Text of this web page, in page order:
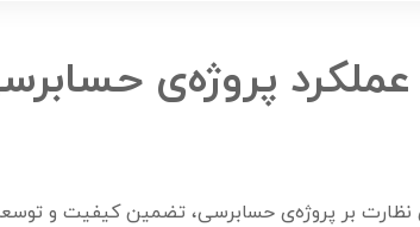
بر پروژه‌ی حسابرسی، تضمین کیفیت و